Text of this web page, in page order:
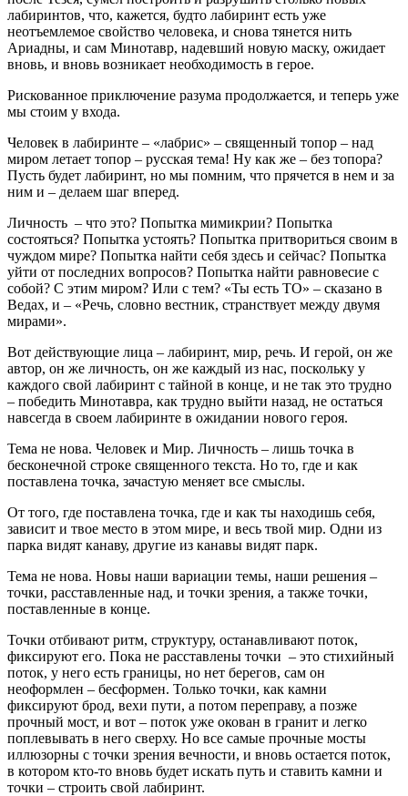
лабиринтов, что, кажется, будто лабиринт есть уже
неотъемлемое свойство человека, и снова тянется нить
Ариадны, и сам Минотавр, надевший новую маску, ожидает
вновь, и вновь возникает необходимость в герое.
Рискованное приключение разума продолжается, и теперь уже
мы стоим у входа.
Человек в лабиринте – «лабрис» – священный топор – над
миром летает топор – русская тема! Ну как же – без топора?
Пусть будет лабиринт, но мы помним, что прячется в нем и за
ним и – делаем шаг вперед.
Личность – что это? Попытка мимикрии? Попытка
состояться? Попытка устоять? Попытка притвориться своим в
чуждом мире? Попытка найти себя здесь и сейчас? Попытка
уйти от последних вопросов? Попытка найти равновесие с
собой? С этим миром? Или с тем? «Ты есть ТО» – сказано в
Ведах, и – «Речь, словно вестник, странствует между двумя
мирами».
Вот действующие лица – лабиринт, мир, речь. И герой, он же
автор, он же личность, он же каждый из нас, поскольку у
каждого свой лабиринт с тайной в конце, и не так это трудно
– победить Минотавра, как трудно выйти назад, не остаться
навсегда в своем лабиринте в ожидании нового героя.
Тема не нова. Человек и Мир. Личность – лишь точка в
бесконечной строке священного текста. Но то, где и как
поставлена точка, зачастую меняет все смыслы.
От того, где поставлена точка, где и как ты находишь себя,
зависит и твое место в этом мире, и весь твой мир. Одни из
парка видят канаву, другие из канавы видят парк.
Тема не нова. Новы наши вариации темы, наши решения –
точки, расставленные над, и точки зрения, а также точки,
поставленные в конце.
Точки отбивают ритм, структуру, останавливают поток,
фиксируют его. Пока не расставлены точки – это стихийный
поток, у него есть границы, но нет берегов, сам он
неоформлен – бесформен. Только точки, как камни
фиксируют брод, вехи пути, а потом переправу, а позже
прочный мост, и вот – поток уже окован в гранит и легко
поплевывать в него сверху. Но все самые прочные мосты
иллюзорны с точки зрения вечности, и вновь остается поток,
в котором кто-то вновь будет искать путь и ставить камни и
точки – строить свой лабиринт.